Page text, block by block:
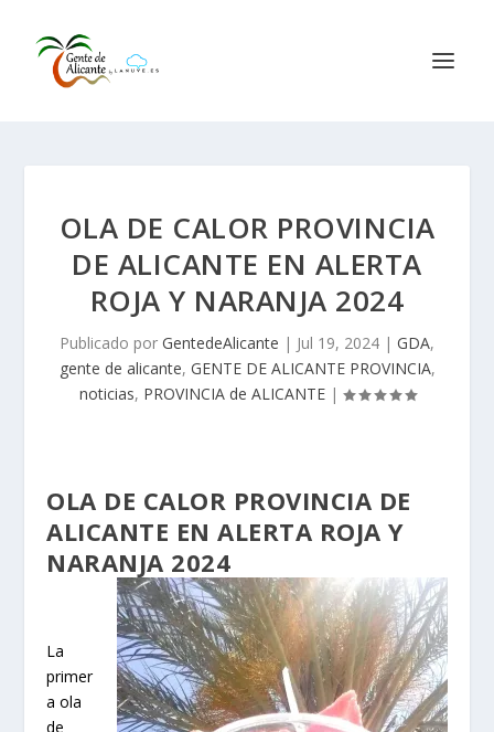
OLA DE CALOR PROVINCIA
DE ALICANTE EN ALERTA
ROJA Y NARANJA 2024
Publicado por GentedeAlicante | Jul 19, 2024 | GDA,
gente de alicante, GENTE DE ALICANTE PROVINCIA,
noticias, PROVINCIA de ALICANTE|
OLA DE CALOR PROVINCIA DE
ALICANTE EN ALERTA ROJA Y
NARANJA 2024
La
primer
a ola
de